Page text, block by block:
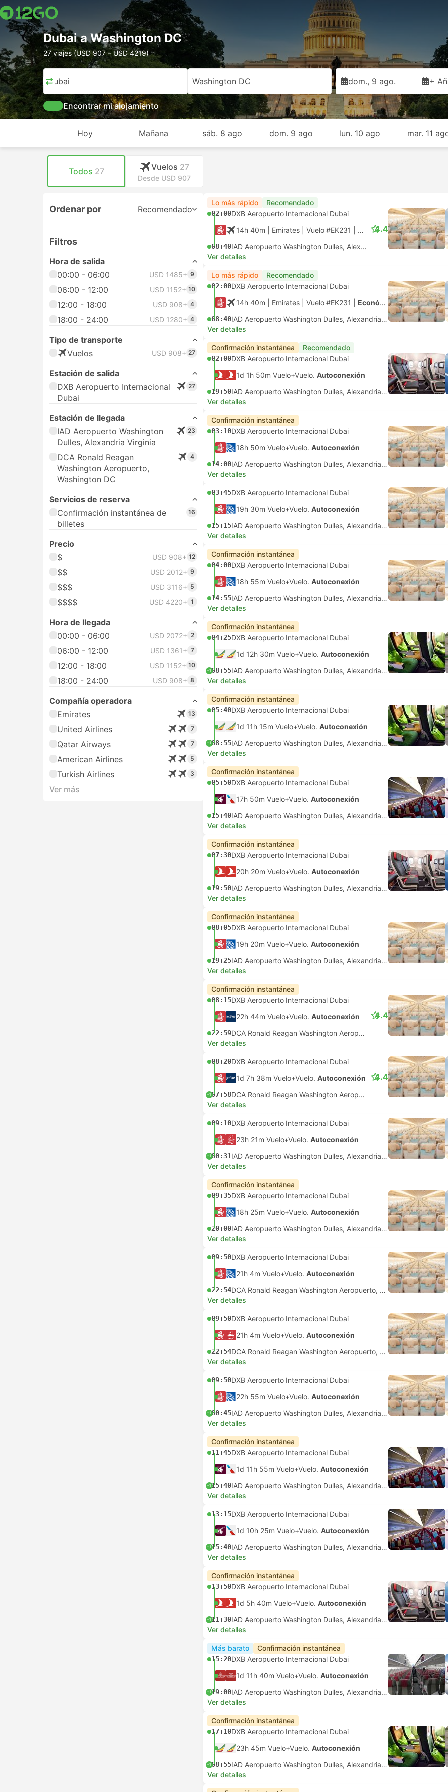
Dubai a Washington DC
27 viajes (USD 907 – USD 4219)
Dubai Washington DC dom., 9 ago. +
Encontrar mi alojamiento
Hoy Mañana sáb. 8 ago dom. 9 ago lun. 10 ago mar. 11
Todos 27 Vuelos 27
Desde USD 907
Ordenar por Recomendado
Filtros
Hora de salida
00:00 - 06:00
USD 1485+ 9
06:00 - 12:00 USD 1152+ 10
12:00 - 18:00 USD 908+ 4
18:00 - 24:00 USD 1280+ 4
Tipo de transporte
Vuelos
USD 908+ 27
Estación de salida
DXB Aeropuerto Internacional
Dubai
27
Estación de llegada
IAD Aeropuerto Washington
Dulles, Alexandria Virginia
23
DCA Ronald Reagan
Washington Aeropuerto,
Washington DC
4
Servicios de reserva
Confirmación instantánea de
billetes
16
Precio
$
USD 908+ 12
$$ USD 2012+ 9
$$$ USD 3116+ 5
$$$$ USD 4220+ 1
Hora de llegada
00:00 - 06:00
USD 2072+ 2
06:00 - 12:00 USD 1361+ 7
12:00 - 18:00 USD 1152+ 10
18:00 - 24:00 USD 908+ 8
Compañía operadora
Emirates
13
United Airlines 7
Qatar Airways 7
American Airlines 5
Turkish Airlines 3
Ver más
Lo más rápido Recomendado
02:00DXB Aeropuerto Internacional Dubai
14h 40m | Emirates Vuelo #EK231 Económica
08:40 IAD Aeropuerto Washington Dulles, Alexandria Virginia
4.4
Ver detalles
Lo más rápido Recomendado
02:00DXB Aeropuerto Internacional Dubai
14h 40m | Emirates Vuelo #EK231 Económica
08:40
IAD Aeropuerto Washington Dulles, Alexandria Virginia
Ver detalles
Confirmación instantánea Recomendado
02:00DXB Aeropuerto Internacional Dubai
1d 1h 50m Vuelo+Vuelo. Autoconexión
19:50
IAD Aeropuerto Washington Dulles, Alexandria Virginia
Ver detalles
Confirmación instantánea
03:10DXB Aeropuerto Internacional Dubai
18h 50m Vuelo+Vuelo. Autoconexión
14:00
IAD Aeropuerto Washington Dulles, Alexandria Virginia
Ver detalles
03:45DXB Aeropuerto Internacional Dubai
19h 30m Vuelo+Vuelo. Autoconexión
15:15
IAD Aeropuerto Washington Dulles, Alexandria Virginia
Ver detalles
Confirmación instantánea
04:00DXB Aeropuerto Internacional Dubai
18h 55m Vuelo+Vuelo. Autoconexión
14:55
IAD Aeropuerto Washington Dulles, Alexandria Virginia
Ver detalles
Confirmación instantánea
04:25DXB Aeropuerto Internacional Dubai
1d 12h 30m Vuelo+Vuelo. Autoconexión
+108:55
IAD Aeropuerto Washington Dulles, Alexandria Virginia
Ver detalles
Confirmación instantánea
05:40DXB Aeropuerto Internacional Dubai
1d 11h 15m Vuelo+Vuelo. Autoconexión
+108:55
IAD Aeropuerto Washington Dulles, Alexandria Virginia
Ver detalles
Confirmación instantánea
05:50DXB Aeropuerto Internacional Dubai
17h 50m Vuelo+Vuelo. Autoconexión
15:40
IAD Aeropuerto Washington Dulles, Alexandria Virginia
Ver detalles
Confirmación instantánea
07:30DXB Aeropuerto Internacional Dubai
20h 20m Vuelo+Vuelo. Autoconexión
19:50
IAD Aeropuerto Washington Dulles, Alexandria Virginia
Ver detalles
Confirmación instantánea
08:05DXB Aeropuerto Internacional Dubai
19h 20m Vuelo+Vuelo. Autoconexión
19:25
IAD Aeropuerto Washington Dulles, Alexandria Virginia
Ver detalles
Confirmación instantánea
08:15DXB Aeropuerto Internacional Dubai
22h 44m Vuelo+Vuelo. Autoconexión
22:59 DCA Ronald Reagan Washington Aeropuerto, Washington DC
4.4
Ver detalles
08:20DXB Aeropuerto Internacional Dubai
1d 7h 38m Vuelo+Vuelo. Autoconexión
+107:58 DCA Ronald Reagan Washington Aeropuerto, Washington DC
4.4
Ver detalles
09:10DXB Aeropuerto Internacional Dubai
23h 21m Vuelo+Vuelo. Autoconexión
+100:31
IAD Aeropuerto Washington Dulles, Alexandria Virginia
Ver detalles
Confirmación instantánea
09:35DXB Aeropuerto Internacional Dubai
18h 25m Vuelo+Vuelo. Autoconexión
20:00
IAD Aeropuerto Washington Dulles, Alexandria Virginia
Ver detalles
09:50DXB Aeropuerto Internacional Dubai
21h 4m Vuelo+Vuelo. Autoconexión
22:54
DCA Ronald Reagan Washington Aeropuerto, Washington DC
Ver detalles
09:50DXB Aeropuerto Internacional Dubai
21h 4m Vuelo+Vuelo. Autoconexión
22:54
DCA Ronald Reagan Washington Aeropuerto, Washington DC
Ver detalles
09:50DXB Aeropuerto Internacional Dubai
22h 55m Vuelo+Vuelo. Autoconexión
+100:45
IAD Aeropuerto Washington Dulles, Alexandria Virginia
Ver detalles
Confirmación instantánea
11:45DXB Aeropuerto Internacional Dubai
1d 11h 55m Vuelo+Vuelo. Autoconexión
+115:40
IAD Aeropuerto Washington Dulles, Alexandria Virginia
Ver detalles
13:15DXB Aeropuerto Internacional Dubai
1d 10h 25m Vuelo+Vuelo. Autoconexión
+115:40
IAD Aeropuerto Washington Dulles, Alexandria Virginia
Ver detalles
Confirmación instantánea
13:50DXB Aeropuerto Internacional Dubai
1d 5h 40m Vuelo+Vuelo. Autoconexión
+111:30
IAD Aeropuerto Washington Dulles, Alexandria Virginia
Ver detalles
Más barato Confirmación instantánea
15:20DXB Aeropuerto Internacional Dubai
1d 11h 40m Vuelo+Vuelo. Autoconexión
+119:00
IAD Aeropuerto Washington Dulles, Alexandria Virginia
Ver detalles
Confirmación instantánea
17:10DXB Aeropuerto Internacional Dubai
23h 45m Vuelo+Vuelo. Autoconexión
+108:55
IAD Aeropuerto Washington Dulles, Alexandria Virginia
Ver detalles